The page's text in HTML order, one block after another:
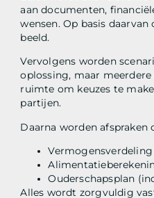
aan documenten,
wensen. Op basis
beeld.
Vervolgens worden
oplossing, maar
ruimte om keuzes te
partijen.
Daarna worden afspraken
Vermogensverdeling
Ouderschapsplan
Alles wordt zorgvuldig